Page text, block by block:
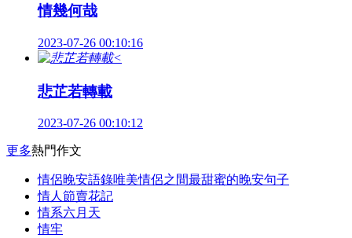
情幾何哉
2023-07-26 00:10:16
<
悲芷若轉載
2023-07-26 00:10:12
更多熱門作文
情侶晚安語錄唯美情侶之間最甜蜜的晚安句子
情人節賣花記
情系六月天
情牢